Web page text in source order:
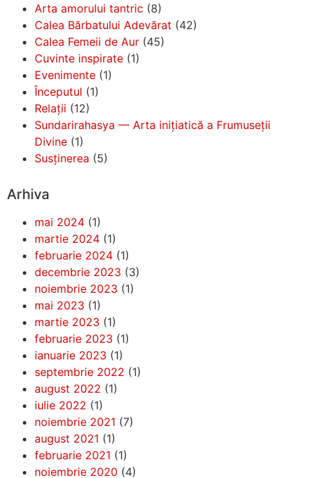
Arta amorului tantric (8)
Calea Bărbatului Adevărat (42)
Calea Femeii de Aur (45)
Cuvinte inspirate (1)
Evenimente (1)
Începutul (1)
Relații (12)
Sundarirahasya — Arta inițiatică a Frumuseții
Divine (1)
Susținerea (5)
Arhiva
mai 2024 (1)
martie 2024 (1)
februarie 2024 (1)
decembrie 2023 (3)
noiembrie 2023 (1)
mai 2023 (1)
martie 2023 (1)
februarie 2023 (1)
ianuarie 2023 (1)
septembrie 2022 (1)
august 2022 (1)
iulie 2022 (1)
noiembrie 2021 (7)
august 2021 (1)
februarie 2021 (1)
noiembrie 2020 (4)